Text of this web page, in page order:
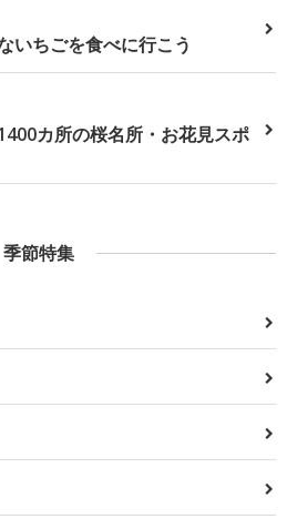
いちごを食べに行こう
カ所の桜名所・お花見スポ
季節特集